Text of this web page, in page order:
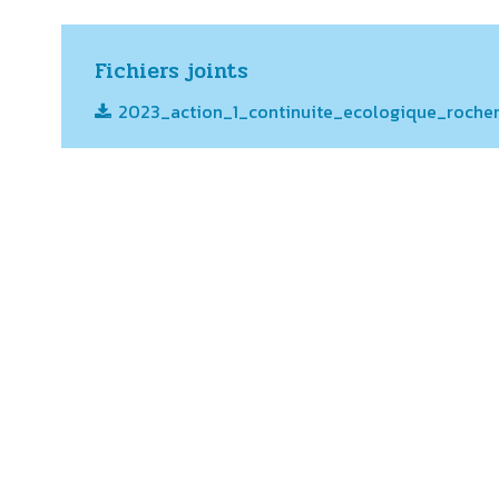
Fichiers joints